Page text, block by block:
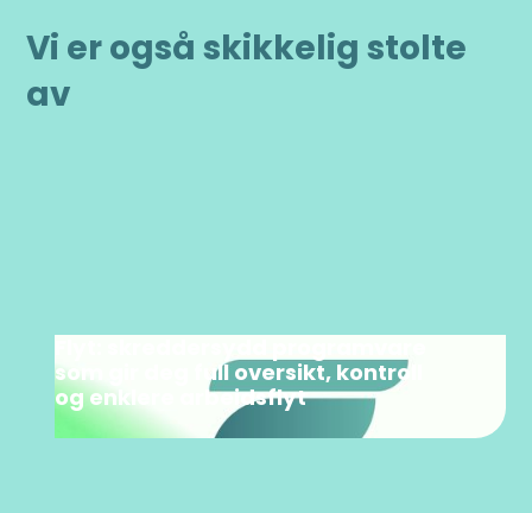
Vi er også skikkelig stolte
av
som gir deg full oversikt, kontroll
og enklere arbeidsflyt